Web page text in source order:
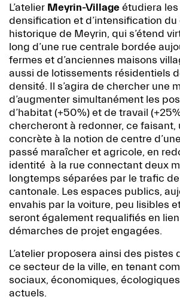
L’atelier Meyrin-Villageétudiera
densification et d’intensification du
historique de Meyrin, qui s’étend
long d’une rue centrale bordée
fermes et d’anciennes maisons
aussi de lotissements résidentiels
densité. Il s’agira de chercher une
d’augmenter simultanément les
d’habitat (+50%) et de travail
chercheront à redonner, ce faisant,
concrète à la notion de centre
passé maraîcher et agricole, en
identité à la rue connectant deux
longtemps séparées par le trafic
cantonale. Les espaces publics,
envahis par la voiture, peu lisibles
seront également requalifiés en
démarches de projet engagées.
L’atelier proposera ainsi des pistes
ce secteur de la ville, en tenant
sociaux, économiques,
actuels.